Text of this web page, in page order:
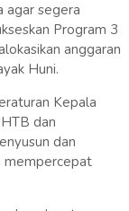
agar segera
Program 3
anggaran
Huni.
Kepala
dan
dan
mempercepat